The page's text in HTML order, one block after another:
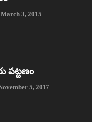
March 3, 2015
పట్టణం
5, 2017